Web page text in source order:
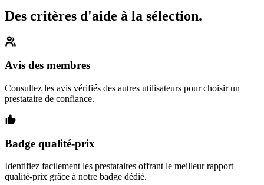
Des critères d'aide à la sélection.
Avis des membres
Consultez les avis vérifiés des autres utilisateurs pour choisir un
prestataire de confiance.
Badge qualité-prix
Identifiez facilement les prestataires offrant le meilleur rapport
qualité-prix grâce à notre badge dédié.